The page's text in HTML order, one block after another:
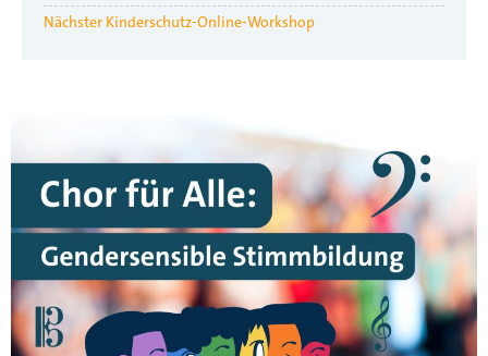
Nächster Kinderschutz-Online-Workshop